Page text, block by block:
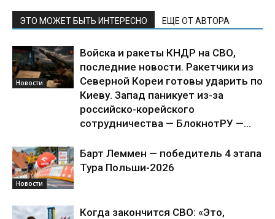
ЭТО МОЖЕТ БЫТЬ ИНТЕРЕСНО ЕЩЕ ОТ АВТОРА
Новости
Войска и ракеты КНДР на СВО,
последние новости. Ракетчики из
Северной Кореи готовы ударить по
Киеву. Запад паникует из-за
российско-корейского
сотрудничества — БлокнотРУ —...
Новости
Барт Леммен — победитель 4 этапа
Тура Польши-2026
Когда закончится СВО: «Это,